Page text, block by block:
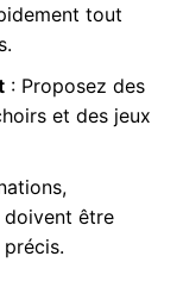
tout
: Proposez des
et des jeux
doivent être